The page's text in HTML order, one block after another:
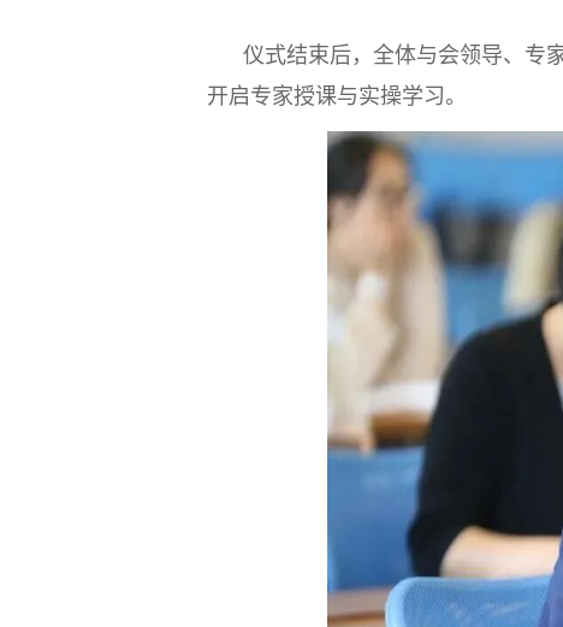
仪式结束后，全体与会领导、专家
开启专家授课与实操学习。